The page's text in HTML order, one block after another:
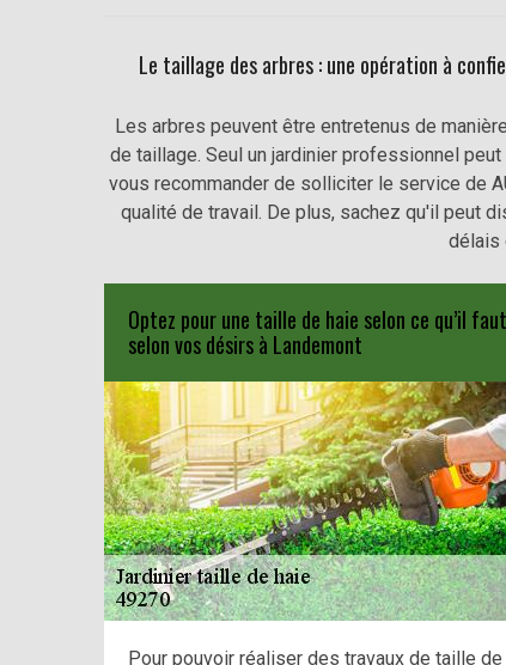
Le taillage des arbres : une opération à
Les arbres peuvent être entretenus de
de taillage. Seul un jardinier professionnel
vous recommander de solliciter le service de
qualité de travail. De plus, sachez qu'il peut
délais
Optez pour une taille de haie selon ce qu’il
selon vos désirs à Landemont
Pour pouvoir réaliser des travaux de taille de